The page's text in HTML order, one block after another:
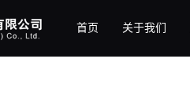
首页 关于我们